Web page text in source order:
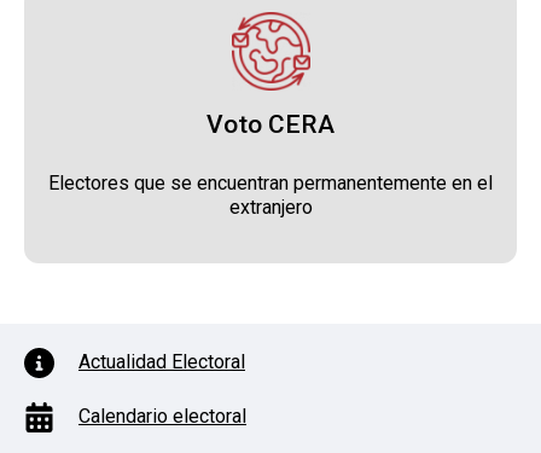
Voto CERA
Electores que se encuentran permanentemente en el
extranjero
PIE DE PÁGINA CON ICONOS
Actualidad Electoral
Calendario electoral